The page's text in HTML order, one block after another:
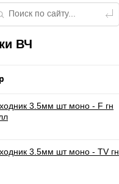
ВЧ
3.5мм шт моно - F гн
3.5мм шт моно - TV гн